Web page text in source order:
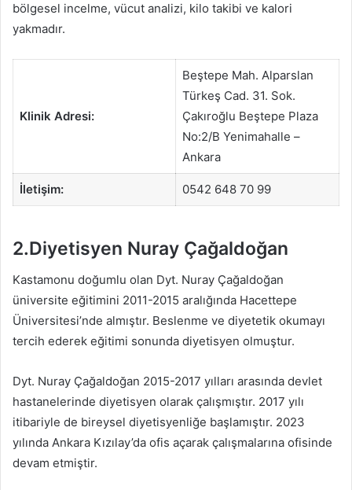
bölgesel incelme, vücut analizi, kilo takibi ve kalori
yakmadır.
Klinik Adresi:
Beştepe Mah. Alparslan
Türkeş Cad. 31. Sok.
Çakıroğlu Beştepe Plaza
No:2/B Yenimahalle –
Ankara
İletişim: 0542 648 70 99
2.Diyetisyen Nuray Çağaldoğan
Kastamonu doğumlu olan Dyt. Nuray Çağaldoğan
üniversite eğitimini 2011-2015 aralığında Hacettepe
Üniversitesi’nde almıştır. Beslenme ve diyetetik okumayı
tercih ederek eğitimi sonunda diyetisyen olmuştur.
Dyt. Nuray Çağaldoğan 2015-2017 yılları arasında devlet
hastanelerinde diyetisyen olarak çalışmıştır. 2017 yılı
itibariyle de bireysel diyetisyenliğe başlamıştır. 2023
yılında Ankara Kızılay’da ofis açarak çalışmalarına ofisinde
devam etmiştir.